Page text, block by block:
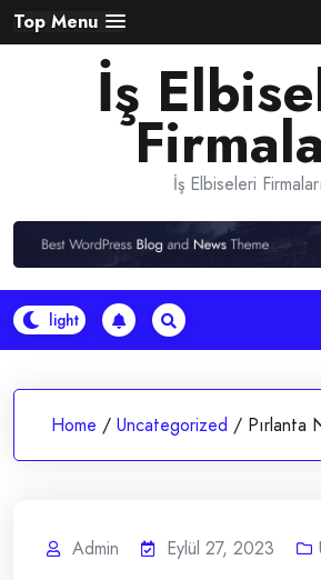
Skip
to
Top Menu
İş
İş Elbiseleri Firmaları
Home / Uncategorized / Pırlanta
Admin Eylül 27, 2023